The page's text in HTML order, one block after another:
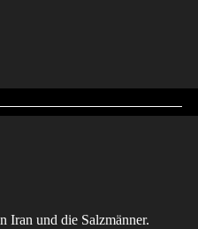
Iran und die Salzmänner.